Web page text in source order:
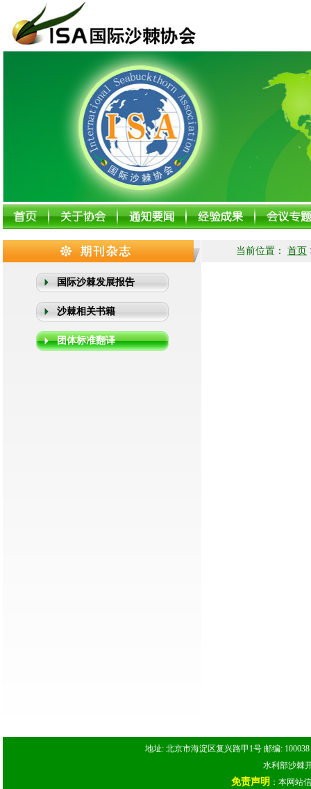
当前位置： 首页
国际沙棘发展报告
沙棘相关书籍
团体标准翻译
地址: 北京市海淀区复兴路甲1号 邮编:
水利部沙棘
免责声明 ：本网站